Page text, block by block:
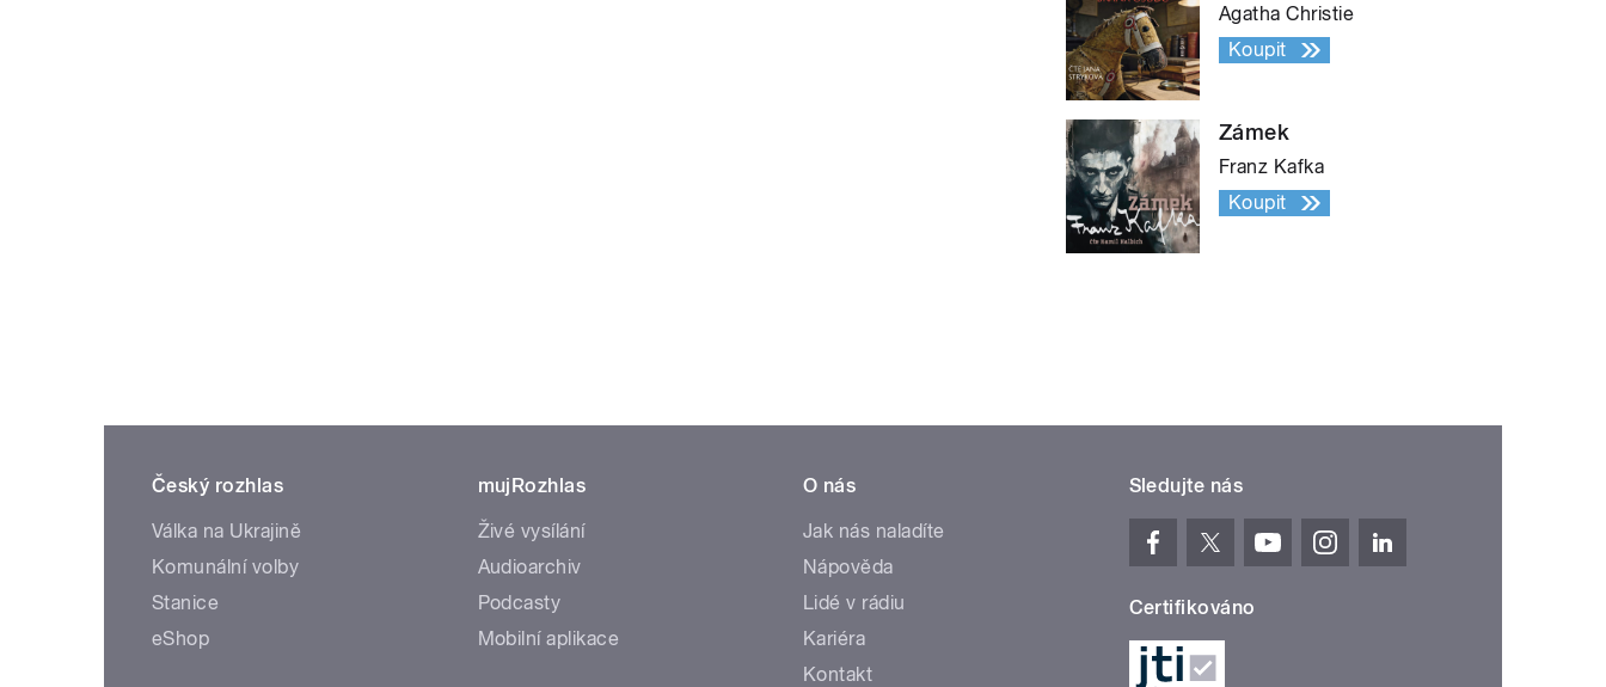
Agatha Christie
Koupit
Zámek
Franz Kafka
Koupit
Český rozhlas
Válka na Ukrajině
Komunální volby
Stanice
eShop
mujRozhlas
Živé vysílání
Audioarchiv
Podcasty
Mobilní aplikace
O nás
Jak nás naladíte
Nápověda
Lidé v rádiu
Kariéra
Kontakt
Sledujte nás
Certifikováno